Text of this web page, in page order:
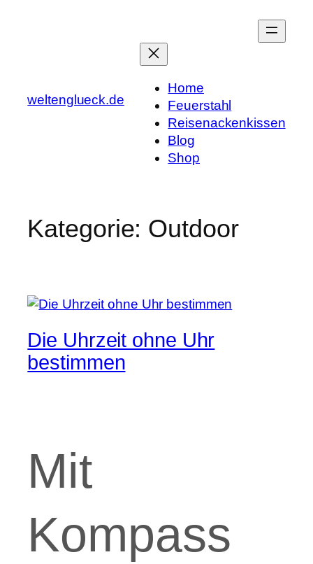
weltenglueck.de
Home
Feuerstahl
Reisenackenkissen
Blog
Shop
Kategorie: Outdoor
Die Uhrzeit ohne Uhr
bestimmen
Mit
Kompass